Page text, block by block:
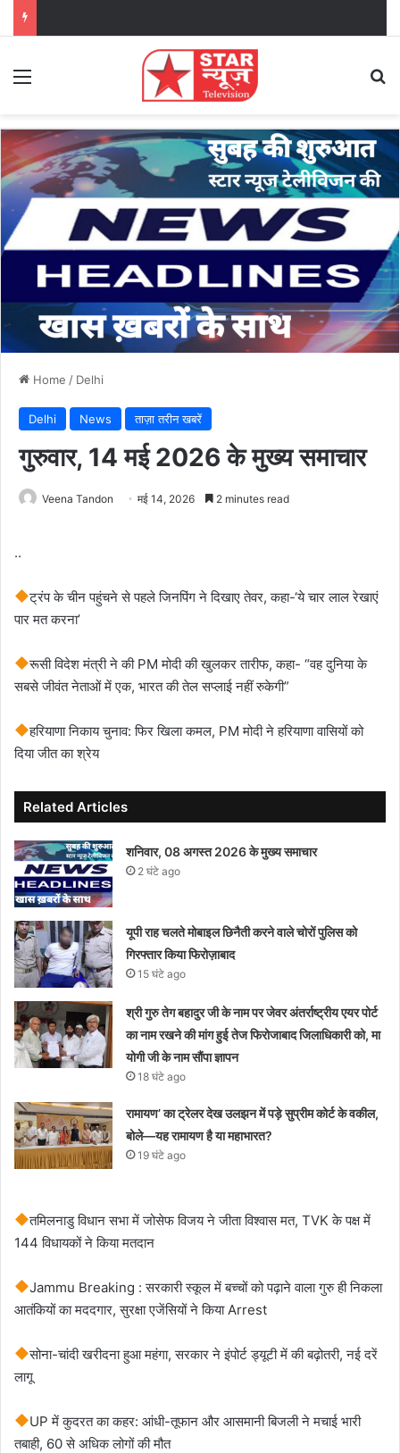
Menu
Home / Delhi
Delhi News ताज़ा तरीन खबरें
गुरुवार, 14 मई 2026 के मुख्य समाचार
Veena Tandon मई 14, 2026 2 minutes read
..
ट्रंप के चीन पहुंचने से पहले जिनपिंग ने दिखाए तेवर, कहा-‘ये चार लाल रेखाएं
पार मत करना’
रूसी विदेश मंत्री ने की PM मोदी की खुलकर तारीफ, कहा- “वह दुनिया के
सबसे जीवंत नेताओं में एक, भारत की तेल सप्लाई नहीं रुकेगी”
हरियाणा निकाय चुनाव: फिर खिला कमल, PM मोदी ने हरियाणा वासियों को
दिया जीत का श्रेय
Related Articles
शनिवार, 08 अगस्त 2026 के मुख्य समाचार
2 घंटे ago
यूपी राह चलते मोबाइल छिनैती करने वाले चोरों पुलिस को
गिरफ्तार किया फिरोज़ाबाद
15 घंटे ago
श्री गुरु तेग बहादुर जी के नाम पर जेवर अंतर्राष्ट्रीय एयर पोर्ट
का नाम रखने की मांग हुई तेज फिरोजाबाद जिलाधिकारी को, मा
योगी जी के नाम सौंपा ज्ञापन
18 घंटे ago
रामायण’ का ट्रेलर देख उलझन में पड़े सुप्रीम कोर्ट के वकील,
बोले—यह रामायण है या महाभारत?
19 घंटे ago
तमिलनाडु विधान सभा में जोसेफ विजय ने जीता विश्वास मत, TVK के पक्ष में
144 विधायकों ने किया मतदान
Jammu Breaking : सरकारी स्कूल में बच्चों को पढ़ाने वाला गुरु ही निकला
आतंकियों का मददगार, सुरक्षा एजेंसियों ने किया Arrest
सोना-चांदी खरीदना हुआ महंगा, सरकार ने इंपोर्ट ड्यूटी में की बढ़ोतरी, नई दरें
लागू
UP में कुदरत का कहर: आंधी-तूफान और आसमानी बिजली ने मचाई भारी
तबाही, 60 से अधिक लोगों की मौत